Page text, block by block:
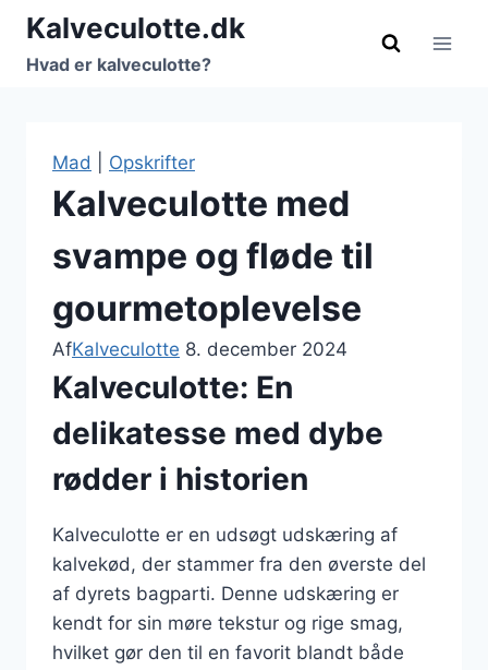
Fortsæt
indhold
Kalveculotte.dk
Hvad er kalveculotte?
Mad Opskrifter
Kalveculotte med
svampe og fløde til
gourmetoplevelse
AfKalveculotte 8. december 2024
Kalveculotte: En
delikatesse med dybe
rødder i historien
Kalveculotte er en udsøgt udskæring af
kalvekød, der stammer fra den øverste del
af dyrets bagparti. Denne udskæring er
kendt for sin møre tekstur og rige smag,
hvilket gør den til en favorit blandt både